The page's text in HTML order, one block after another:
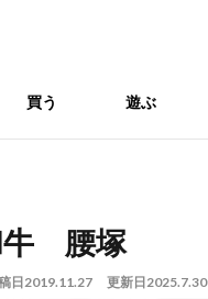
買う 遊ぶ
牛 腰塚
日2019.11.27 更新日2025.7.30